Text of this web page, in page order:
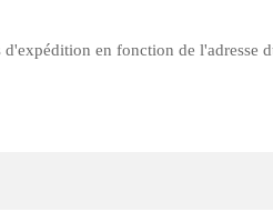
en fonction de l'adresse